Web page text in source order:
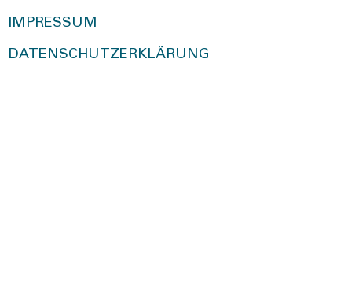
IMPRESSUM
DATENSCHUTZERKLÄRUNG